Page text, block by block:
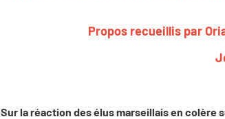
Propos recueillis par
Sur la réaction des élus marseillais en colère